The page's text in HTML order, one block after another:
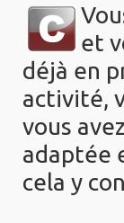
et
déjà en
activité,
vous avez
adaptée
cela y